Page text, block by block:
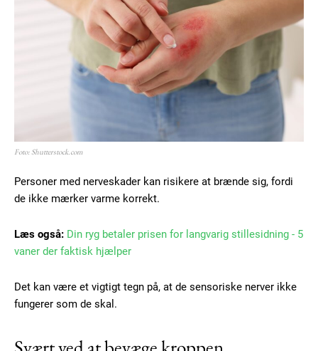
Foto: Shutterstock.com
Personer med nerveskader kan risikere at brænde sig, fordi
de ikke mærker varme korrekt.
Læs også: Din ryg betaler prisen for langvarig stillesidning - 5
vaner der faktisk hjælper
Det kan være et vigtigt tegn på, at de sensoriske nerver ikke
fungerer som de skal.